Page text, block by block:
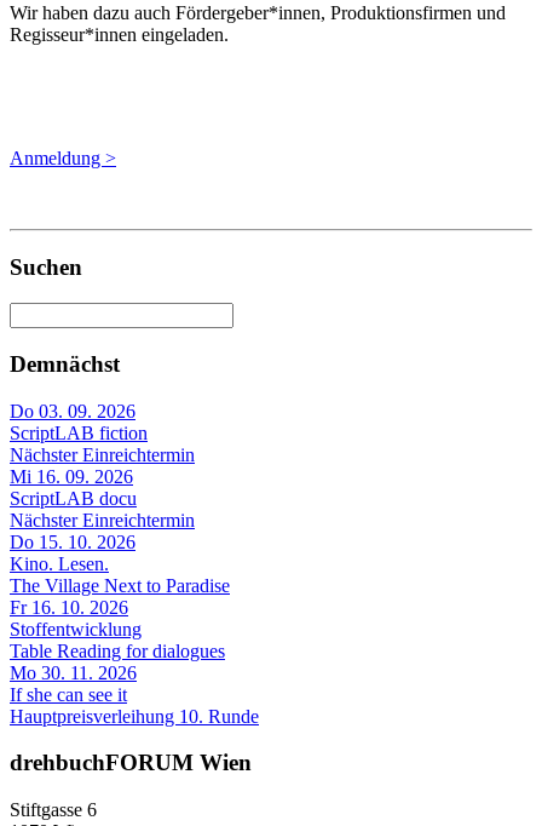
Wir haben dazu auch Fördergeber*innen, Produktionsfirmen und
Regisseur*innen eingeladen.
Anmeldung >
Suchen
Demnächst
Do 03. 09. 2026
ScriptLAB fiction
Nächster Einreichtermin
Mi 16. 09. 2026
ScriptLAB docu
Nächster Einreichtermin
Do 15. 10. 2026
Kino. Lesen.
The Village Next to Paradise
Fr 16. 10. 2026
Stoffentwicklung
Table Reading for dialogues
Mo 30. 11. 2026
If she can see it
Hauptpreisverleihung 10. Runde
drehbuchFORUM Wien
Stiftgasse 6